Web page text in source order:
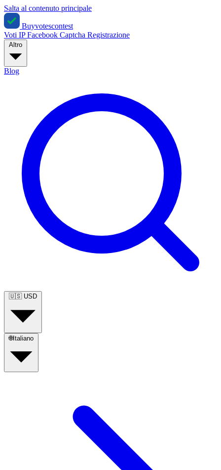
Salta al contenuto principale
Buyvotescontest
Voti IPFacebook Captcha Registrazione
Blog
🇺🇸 USD
🌐Italiano